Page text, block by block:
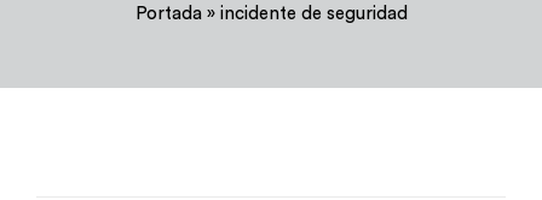
Portada» incidente de seguridad